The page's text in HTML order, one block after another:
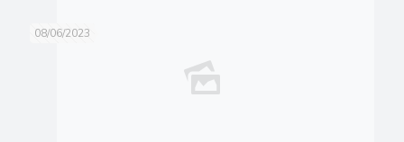
08/06/2023